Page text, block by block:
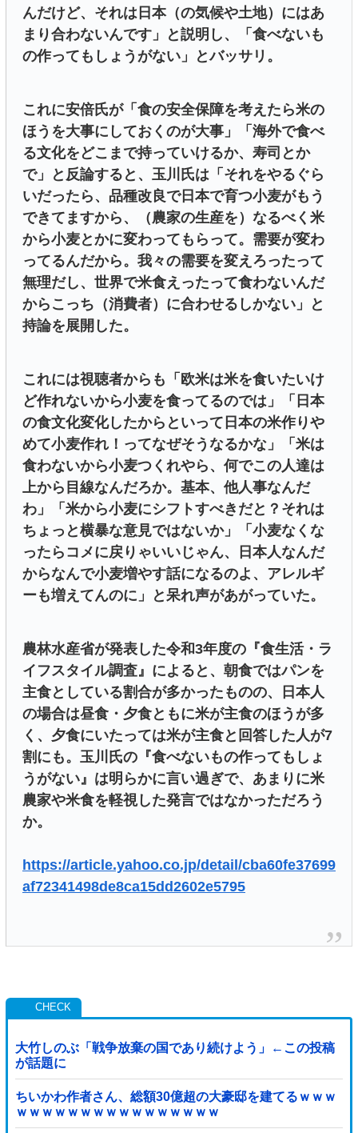
んだけど、それは日本（の気候や土地）にはあ
まり合わないんです」と説明し、「食べないも
の作ってもしょうがない」とバッサリ。
これに安倍氏が「食の安全保障を考えたら米の
ほうを大事にしておくのが大事」「海外で食べ
る文化をどこまで持っていけるか、寿司とか
で」と反論すると、玉川氏は「それをやるぐら
いだったら、品種改良で日本で育つ小麦がもう
できてますから、（農家の生産を）なるべく米
から小麦とかに変わってもらって。需要が変わ
ってるんだから。我々の需要を変えろったって
無理だし、世界で米食えったって食わないんだ
からこっち（消費者）に合わせるしかない」と
持論を展開した。
これには視聴者からも「欧米は米を食いたいけ
ど作れないから小麦を食ってるのでは」「日本
の食文化変化したからといって日本の米作りや
めて小麦作れ！ってなぜそうなるかな」「米は
食わないから小麦つくれやら、何でこの人達は
上から目線なんだろか。基本、他人事なんだ
わ」「米から小麦にシフトすべきだと？それは
ちょっと横暴な意見ではないか」「小麦なくな
ったらコメに戻りゃいいじゃん、日本人なんだ
からなんで小麦増やす話になるのよ、アレルギ
ーも増えてんのに」と呆れ声があがっていた。
農林水産省が発表した令和3年度の『食生活・ラ
イフスタイル調査』によると、朝食ではパンを
主食としている割合が多かったものの、日本人
の場合は昼食・夕食ともに米が主食のほうが多
く、夕食にいたっては米が主食と回答した人が7
割にも。玉川氏の『食べないもの作ってもしょ
うがない』は明らかに言い過ぎで、あまりに米
農家や米食を軽視した発言ではなかっただろう
か。
https://article.yahoo.co.jp/detail/cba60fe37699
af72341498de8ca15dd2602e5795
大竹しのぶ「戦争放棄の国であり続けよう」←この投稿
が話題に
ちいかわ作者さん、総額30億超の大豪邸を建てるｗｗｗ
ｗｗｗｗｗｗｗｗｗｗｗｗｗｗｗｗ